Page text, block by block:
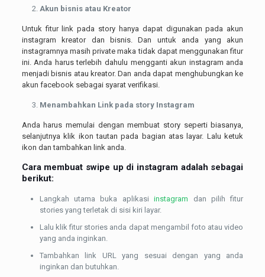
Akun bisnis atau Kreator
Untuk fitur link pada story hanya dapat digunakan pada akun
instagram kreator dan bisnis. Dan untuk anda yang akun
instagramnya masih private maka tidak dapat menggunakan fitur
ini. Anda harus terlebih dahulu mengganti akun instagram anda
menjadi bisnis atau kreator. Dan anda dapat menghubungkan ke
akun facebook sebagai syarat verifikasi.
Menambahkan Link pada story Instagram
Anda harus memulai dengan membuat story seperti biasanya,
selanjutnya klik ikon tautan pada bagian atas layar. Lalu ketuk
ikon dan tambahkan link anda.
Cara membuat swipe up di instagramadalah sebagai
berikut:
Langkah utama buka aplikasiinstagram dan pilih fitur
stories yang terletak di sisi kiri layar.
Lalu klik fitur stories anda dapat mengambil foto atau video
yang anda inginkan.
Tambahkan link URL yang sesuai dengan yang anda
inginkan dan butuhkan.